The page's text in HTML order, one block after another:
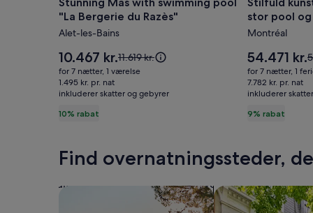
Stunning
Mas
with
swimming
pool
"La
Bergerie
du
"La Bergerie du Razès"
Alet-les-Bains
10% rabat
Prisen
er
10.467 kr.
10.467 kr.Prisen
var
se
11.619 kr.
for 7 nætter, 1 værelse
1.495 kr. pr. nat
inkluderer skatter og gebyrer
Stilfuld
kunstners
domæne
med
stor
pool
og
fantastisk
over
stor pool og
Pyrenæerne
Montréal
9% rabat
Prisen
er
54.471 kr.
54.471 kr.
for 7 nætter, 1
7.782 kr. pr. nat
inkluderer
Find overnatningssteder,
Søg efter huse Søg efter